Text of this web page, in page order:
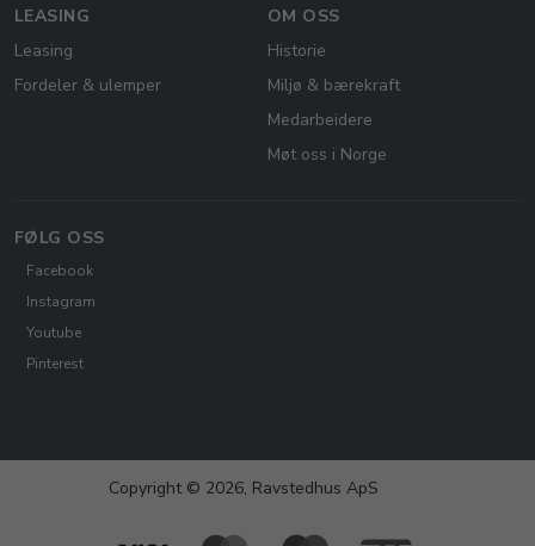
LEASING
Leasing
Fordeler & ulemper
OM OSS
Historie
Miljø & bærekraft
Medarbeidere
Møt oss i Norge
FØLG OSS
Facebook
Instagram
Youtube
Pinterest
Copyright © 2026, Ravstedhus ApS